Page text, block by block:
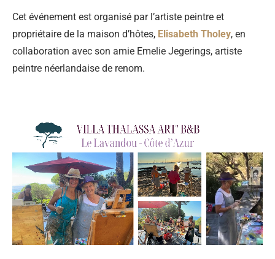
Cet événement est organisé par l’artiste peintre et
propriétaire de la maison d’hôtes, Elisabeth Tholey, en
collaboration avec son amie Emelie Jegerings, artiste
peintre néerlandaise de renom.